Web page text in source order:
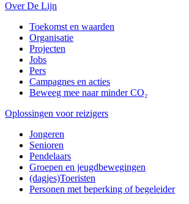
Over De Lijn
Toekomst en waarden
Organisatie
Projecten
Jobs
Pers
Campagnes en acties
Beweeg mee naar minder CO₂
Oplossingen voor reizigers
Jongeren
Senioren
Pendelaars
Groepen en jeugdbewegingen
(dagjes)Toeristen
Personen met beperking of begeleider